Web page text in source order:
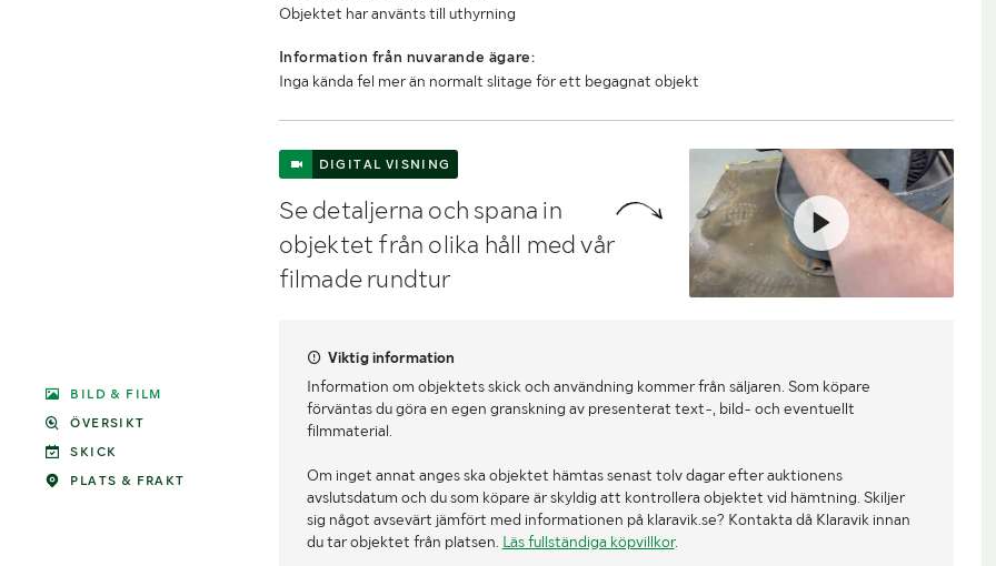
BILD & FILM
ÖVERSIKT
SKICK
PLATS & FRAKT
Objektet har använts till uthyrning
Information från nuvarande ägare:
Inga kända fel mer än normalt slitage för ett begagnat objekt
DIGITAL VISNING
Se detaljerna och spana in
objektet från olika håll med vår
filmade rundtur
Viktig information
Information om objektets skick och användning kommer från säljaren. Som köpare
förväntas du göra en egen granskning av presenterat text-, bild- och eventuellt
filmmaterial.
Om inget annat anges ska objektet hämtas senast tolv dagar efter auktionens
avslutsdatum och du som köpare är skyldig att kontrollera objektet vid hämtning. Skiljer
sig något avsevärt jämfört med informationen på klaravik.se? Kontakta då Klaravik innan
du tar objektet från platsen. Läs fullständiga köpvillkor.